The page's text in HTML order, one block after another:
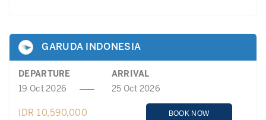
GARUDA INDONESIA
DEPARTURE
ARRIVAL
19 Oct 2026
25 Oct 2026
IDR 10,590,000 BOOK NOW